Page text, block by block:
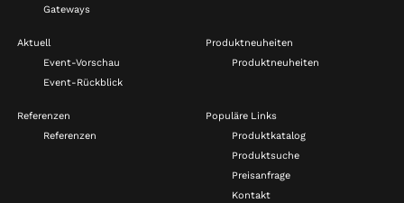
Gateways
Aktuell
Event-Vorschau
Event-Rückblick
Produktneuheiten
Produktneuheiten
Referenzen
Referenzen
Populäre Links
Produktkatalog
Produktsuche
Preisanfrage
Kontakt